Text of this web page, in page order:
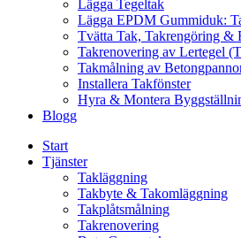
Lägga Tegeltak
Lägga EPDM Gummiduk:
Tvätta Tak, Takrengöring &
Takrenovering av Lertegel
Takmålning av
Installera Takfönster
Hyra & Montera
Blogg
Start
Tjänster
Takläggning
Takbyte & Takomläggning
Takplåtsmålning
Takrenovering